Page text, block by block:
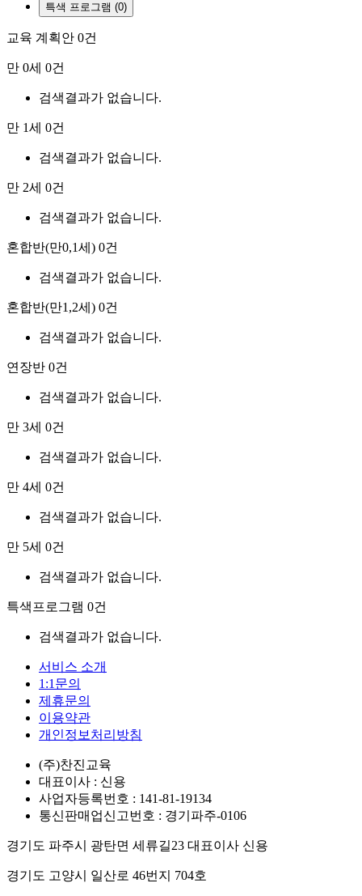
특색 프로그램 (0)
교육 계획안 0건
만 0세 0건
검색결과가 없습니다.
만 1세 0건
검색결과가 없습니다.
만 2세 0건
검색결과가 없습니다.
혼합반(만0,1세) 0건
검색결과가 없습니다.
혼합반(만1,2세) 0건
검색결과가 없습니다.
연장반 0건
검색결과가 없습니다.
만 3세 0건
검색결과가 없습니다.
만 4세 0건
검색결과가 없습니다.
만 5세 0건
검색결과가 없습니다.
특색프로그램 0건
검색결과가 없습니다.
서비스 소개
1:1문의
제휴문의
이용약관
개인정보처리방침
(주)찬진교육
대표이사 : 신용
사업자등록번호 : 141-81-19134
통신판매업신고번호 : 경기파주-0106
경기도 파주시 광탄면 세류길23 대표이사 신용
경기도 고양시 일산로 46번지 704호